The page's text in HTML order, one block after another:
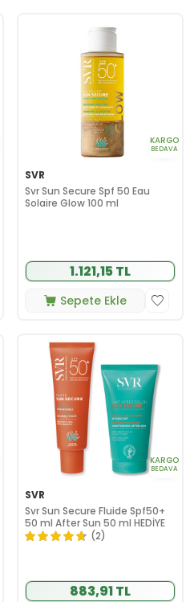
KARGO
BEDAVA
SVR
Svr Sun Secure Spf 50 Eau
Solaire Glow 100 ml
1.121,15 TL
Sepete Ekle
KARGO
BEDAVA
SVR
Svr Sun Secure Fluide Spf50+
50 ml After Sun 50 ml HEDİYE
(2)
883,91 TL